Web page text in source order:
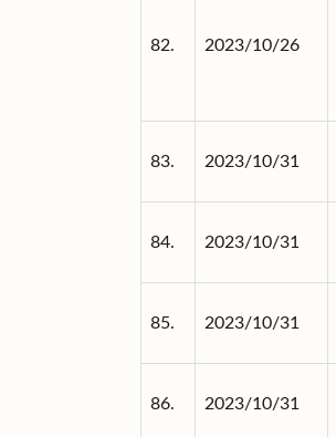
82. 2023/10/26
83. 2023/10/31
84. 2023/10/31
85. 2023/10/31
86. 2023/10/31